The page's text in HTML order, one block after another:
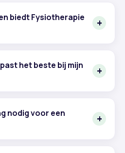
biedt Fysiotherapie
het beste bij mijn
nodig voor een